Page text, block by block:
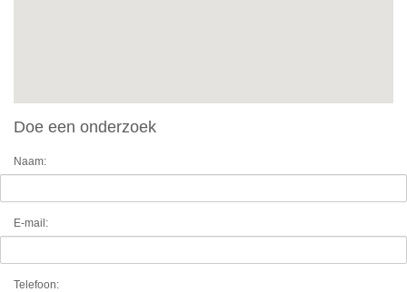
Doe een onderzoek
Naam:
E-mail:
Telefoon: